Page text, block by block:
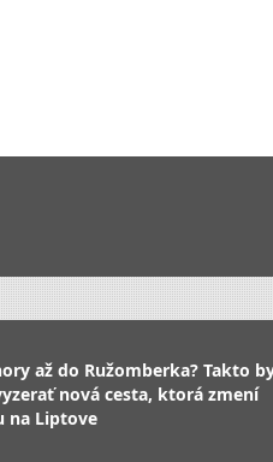
až do Ružomberka? Takto
nová cesta, ktorá zmení
na Liptove